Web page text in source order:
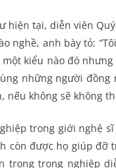
tại, diễn viên
nghề, anh bày tỏ:
kiểu nào đó
những người
không sẽ không
trong giới nghệ
còn được họ giúp đỡ
trọng trong nghiệp